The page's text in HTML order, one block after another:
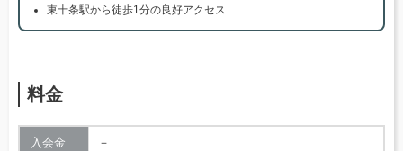
東十条駅から徒歩1分の良好アクセス
料金
入会金 －